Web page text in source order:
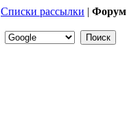
Списки рассылки | Форум